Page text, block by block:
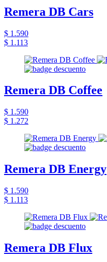
Remera DB Cars
$ 1.590
$ 1.113
Remera DB Coffee
$ 1.590
$ 1.272
Remera DB Energy
$ 1.590
$ 1.113
Remera DB Flux